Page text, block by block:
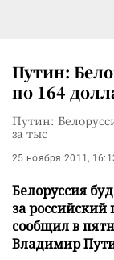
Путин:
по 164
Путин:
за тыс
25 ноября 2011,
Белоруссия
за российский
сообщил в
Владимир